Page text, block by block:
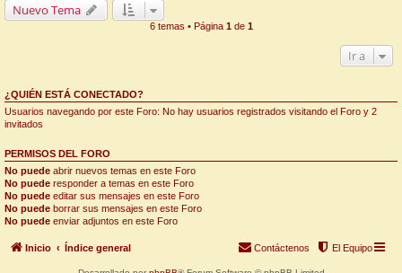
Nuevo Tema
6 temas • Página 1de 1
Ir a
¿QUIÉN ESTÁ CONECTADO?
Usuarios navegando por este Foro: No hay usuarios registrados visitando el Foro y 2
invitados
PERMISOS DEL FORO
No puede abrir nuevos temas en este Foro
No puede responder a temas en este Foro
No puede editar sus mensajes en este Foro
No puede borrar sus mensajes en este Foro
No puede enviar adjuntos en este Foro
Inicio Índice general El Equipo
Contáctenos